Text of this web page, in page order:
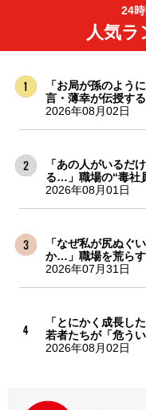
24
人気
「お局が孫のよう
言・薄幸が伝授す
2026年08月02日
「あの人がいるだ
る…」職場の“毒社
2026年08月01日
「なぜ私が尻ぬぐ
か…」職場を荒ら
2026年07月31日
「とにかく成長し
若者たちが「危う
2026年08月02日